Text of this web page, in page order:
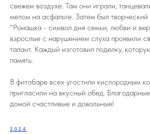
свежем воздухе. Там они играли,
мелом на асфальте. Затем был
"Ромашка - символ дня семьи, любви и
взрослые с нарушением слуха проявили
талант. Каждый изготовил поделку,
память.
В фитобаре всех угостили кислородным
пригласили на вкусный обед.
домой счастливые и довольные!
2024